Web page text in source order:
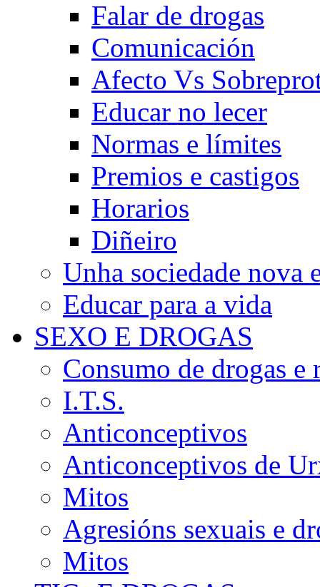
Falar de drogas
Comunicación
Afecto Vs
Educar no lecer
Normas e límites
Premios e castigos
Horarios
Diñeiro
Unha sociedade nova
Educar para a vida
SEXO E DROGAS
Consumo de drogas e
I.T.S.
Anticonceptivos
Anticonceptivos de
Mitos
Agresións sexuais e
Mitos